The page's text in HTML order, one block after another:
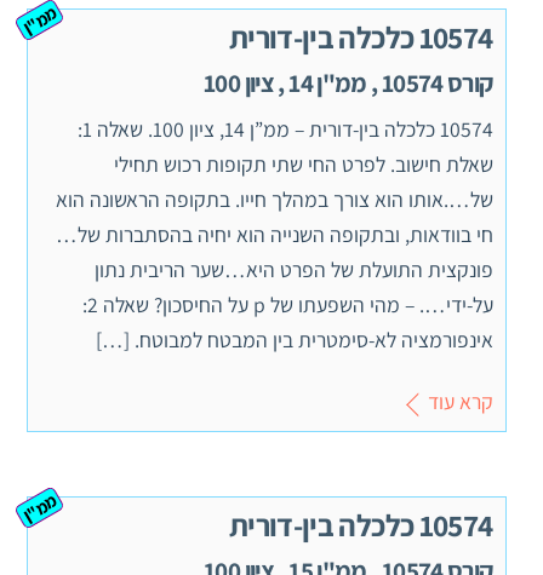
10574 כלכלה בין-דורית
קורס 10574 , ממ"ן 14 , ציון 100
ממ"ן
10574 כלכלה בין-דורית – ממ”ן 14, ציון 100. שאלה 1:
שאלת חישוב. לפרט החי שתי תקופות רכוש תחילי
של….אותו הוא צורך במהלך חייו. בתקופה הראשונה הוא
חי בוודאות, ובתקופה השנייה הוא יחיה בהסתברות של…
פונקצית התועלת של הפרט היא…שער הריבית נתון
על-ידי…. – מהי השפעתו של p על החיסכון? שאלה 2:
אינפורמציה לא-סימטרית בין המבטח למבוטח. […]
קרא עוד
10574 כלכלה בין-דורית ממ"ן